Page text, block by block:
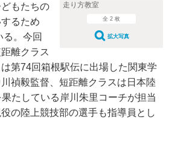
走り方教室
全 2 枚
拡大写真
どもたちの
るため
る。今回
離クラス
第74回箱根駅伝に出場した関東学
禎毅監督、短距離クラスは日本陸
果たしている岸川朱里コーチが担当
の陸上競技部の選手も指導員とし